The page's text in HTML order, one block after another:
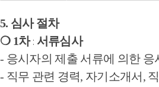
5. 심사 절차
❍ 1차 : 서류심사
- 응시자의 제출 서류에 의한 응
- 직무 관련 경력, 자기소개서 ,